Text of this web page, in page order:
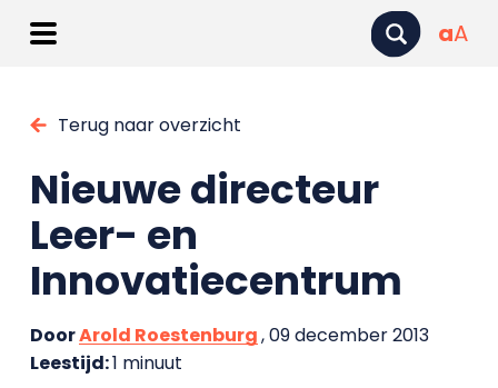
aA
Terug naar overzicht
Nieuwe directeur
Leer- en
Innovatiecentrum
DoorArold Roestenburg, 09 december 2013
Leestijd:1 minuut